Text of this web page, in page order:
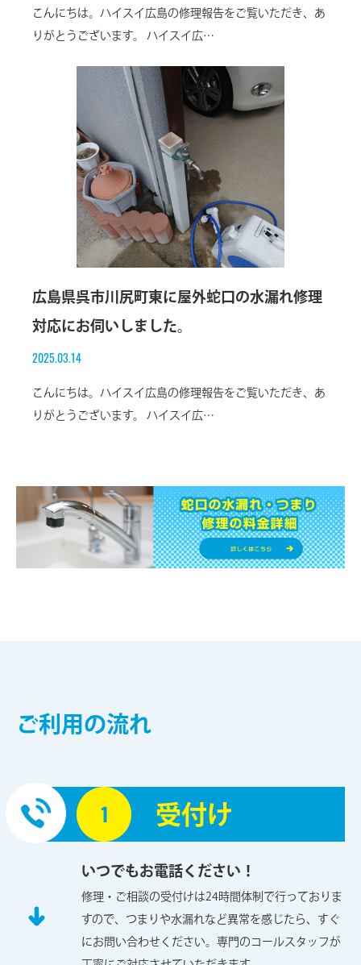
こんにちは。ハイスイ広島の修理報告をご覧いただき、あ
りがとうございます。 ハイスイ広…
広島県呉市川尻町東に屋外蛇口の水漏れ修理
対応にお伺いしました。
2025.03.14
こんにちは。ハイスイ広島の修理報告をご覧いただき、あ
りがとうございます。 ハイスイ広…
ご利用の流れ
受付け
いつでもお電話ください！
修理・ご相談の受付けは24時間体制で行っておりま
すので、つまりや水漏れなど異常を感じたら、すぐ
にお問い合わせください。専門のコールスタッフが